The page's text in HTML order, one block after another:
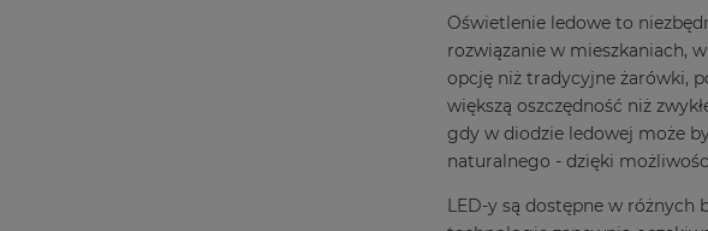
Oświetlenie ledowe to
rozwiązanie w mieszkaniach,
opcję niż tradycyjne żarówki,
większą oszczędność niż
gdy w diodzie ledowej może
naturalnego - dzięki
LED-y są dostępne w różnych